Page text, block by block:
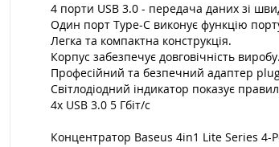
4 порти USB 3.0 - передача даних зі
Один порт Type-C виконує функцію
Легка та компактна конструкція.
Корпус забезпечує довговічність виробу.
Професійний та безпечний адаптер
Світлодіодний індикатор показує
4x USB 3.0 5 Гбіт/с
Концентратор Baseus 4in1 Lite Series 4-